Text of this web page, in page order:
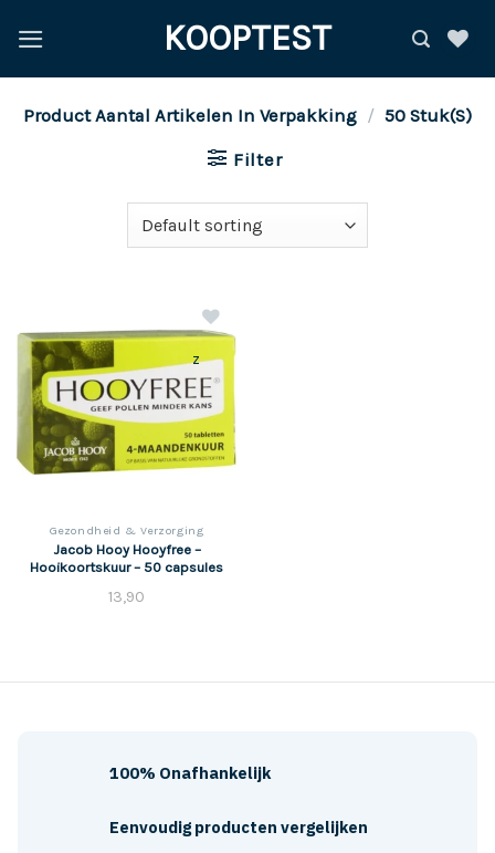
naar
KOOPTEST
Product Aantal Artikelen In Verpakking / 50 Stuk(s)
Filter
z
Gezondheid & Verzorging
Jacob Hooy Hooyfree –
Hooikoortskuur – 50 capsules
13,90
100% Onafhankelijk
Eenvoudig producten vergelijken